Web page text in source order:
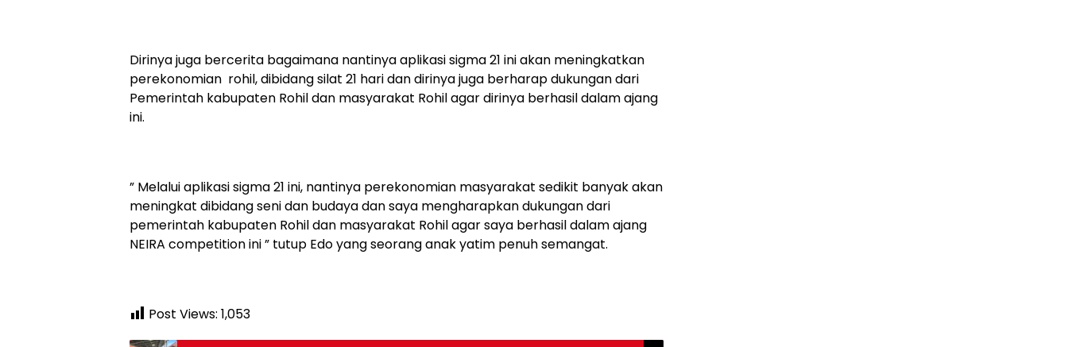
Dirinya juga bercerita bagaimana nantinya aplikasi sigma 21 ini akan meningkatkan
perekonomian rohil, dibidang silat 21 hari dan dirinya juga berharap dukungan dari
Pemerintah kabupaten Rohil dan masyarakat Rohil agar dirinya berhasil dalam ajang
ini.
” Melalui aplikasi sigma 21 ini, nantinya perekonomian masyarakat sedikit banyak akan
meningkat dibidang seni dan budaya dan saya mengharapkan dukungan dari
pemerintah kabupaten Rohil dan masyarakat Rohil agar saya berhasil dalam ajang
NEIRA competition ini ” tutup Edo yang seorang anak yatim penuh semangat.
Post Views: 1,053